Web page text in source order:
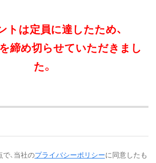
トは定員に達したため、
締め切らせていただきまし
た。
、当社のプライバシーポリシーに同意したも